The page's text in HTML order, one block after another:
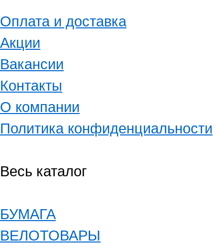
Оплата и доставка
Акции
Вакансии
Контакты
О компании
Политика конфиденциальности
Весь каталог
БУМАГА
ВЕЛОТОВАРЫ